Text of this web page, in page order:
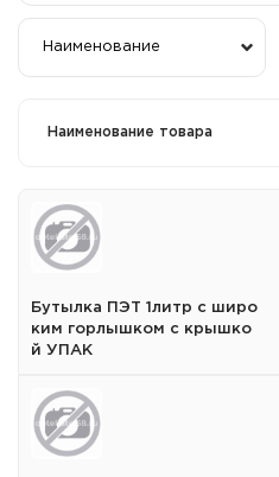
Наименование товара
Бутылка ПЭТ 1литр с широ
ким горлышком с крышко
й УПАК